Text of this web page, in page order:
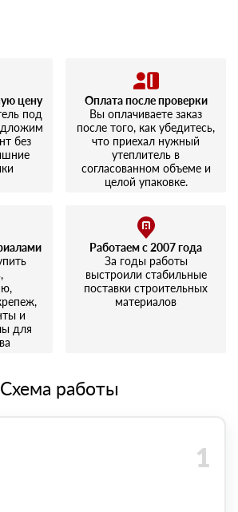
цену
под
без
Оплата после проверки
Вы оплачиваете заказ
после того, как убедитесь,
что приехал нужный
утеплитель в
согласованном объеме и
целой упаковке.
и
для
Работаем с 2007 года
За годы работы
выстроили стабильные
поставки строительных
материалов
Схема работы